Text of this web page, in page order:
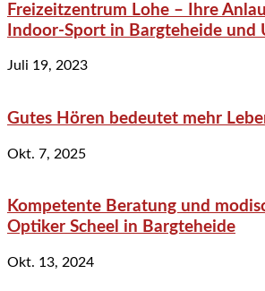
Freizeitzentrum Lohe – Ihre
Indoor-Sport in Bargteheide und
Juli 19, 2023
Gutes Hören bedeutet mehr
Okt. 7, 2025
Kompetente Beratung und
Optiker Scheel in Bargteheide
Okt. 13, 2024